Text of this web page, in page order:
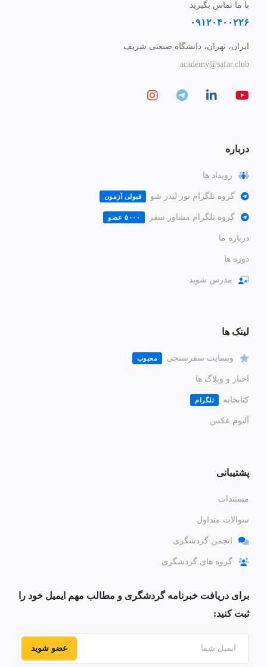
با ما تماس بگیرید
۰۹۱۲۰۴۰۰۲۲۶
ایران، تهران، دانشگاه صنعتی شریف
academy@safar.club
درباره
رویداد ها
گروه تلگرام تور لیدر شو قبولی آزمون
گروه تلگرام مشاور سفر ۵۰۰۰ عضو
درباره ما
دوره ها
مدرس شوید
لینک ها
وبسایت سفرسنجی محبوب
اخبار و وبلاگ ها
کتابخانه تلگرام
آلبوم عکس
پشتیبانی
مستندات
سوالات متداول
انجمن گردشگری
گروه های گردشگری
برای دریافت خبرنامه گردشگری و مطالب مهم ایمیل خود را
ثبت کنید:
عضو شوید